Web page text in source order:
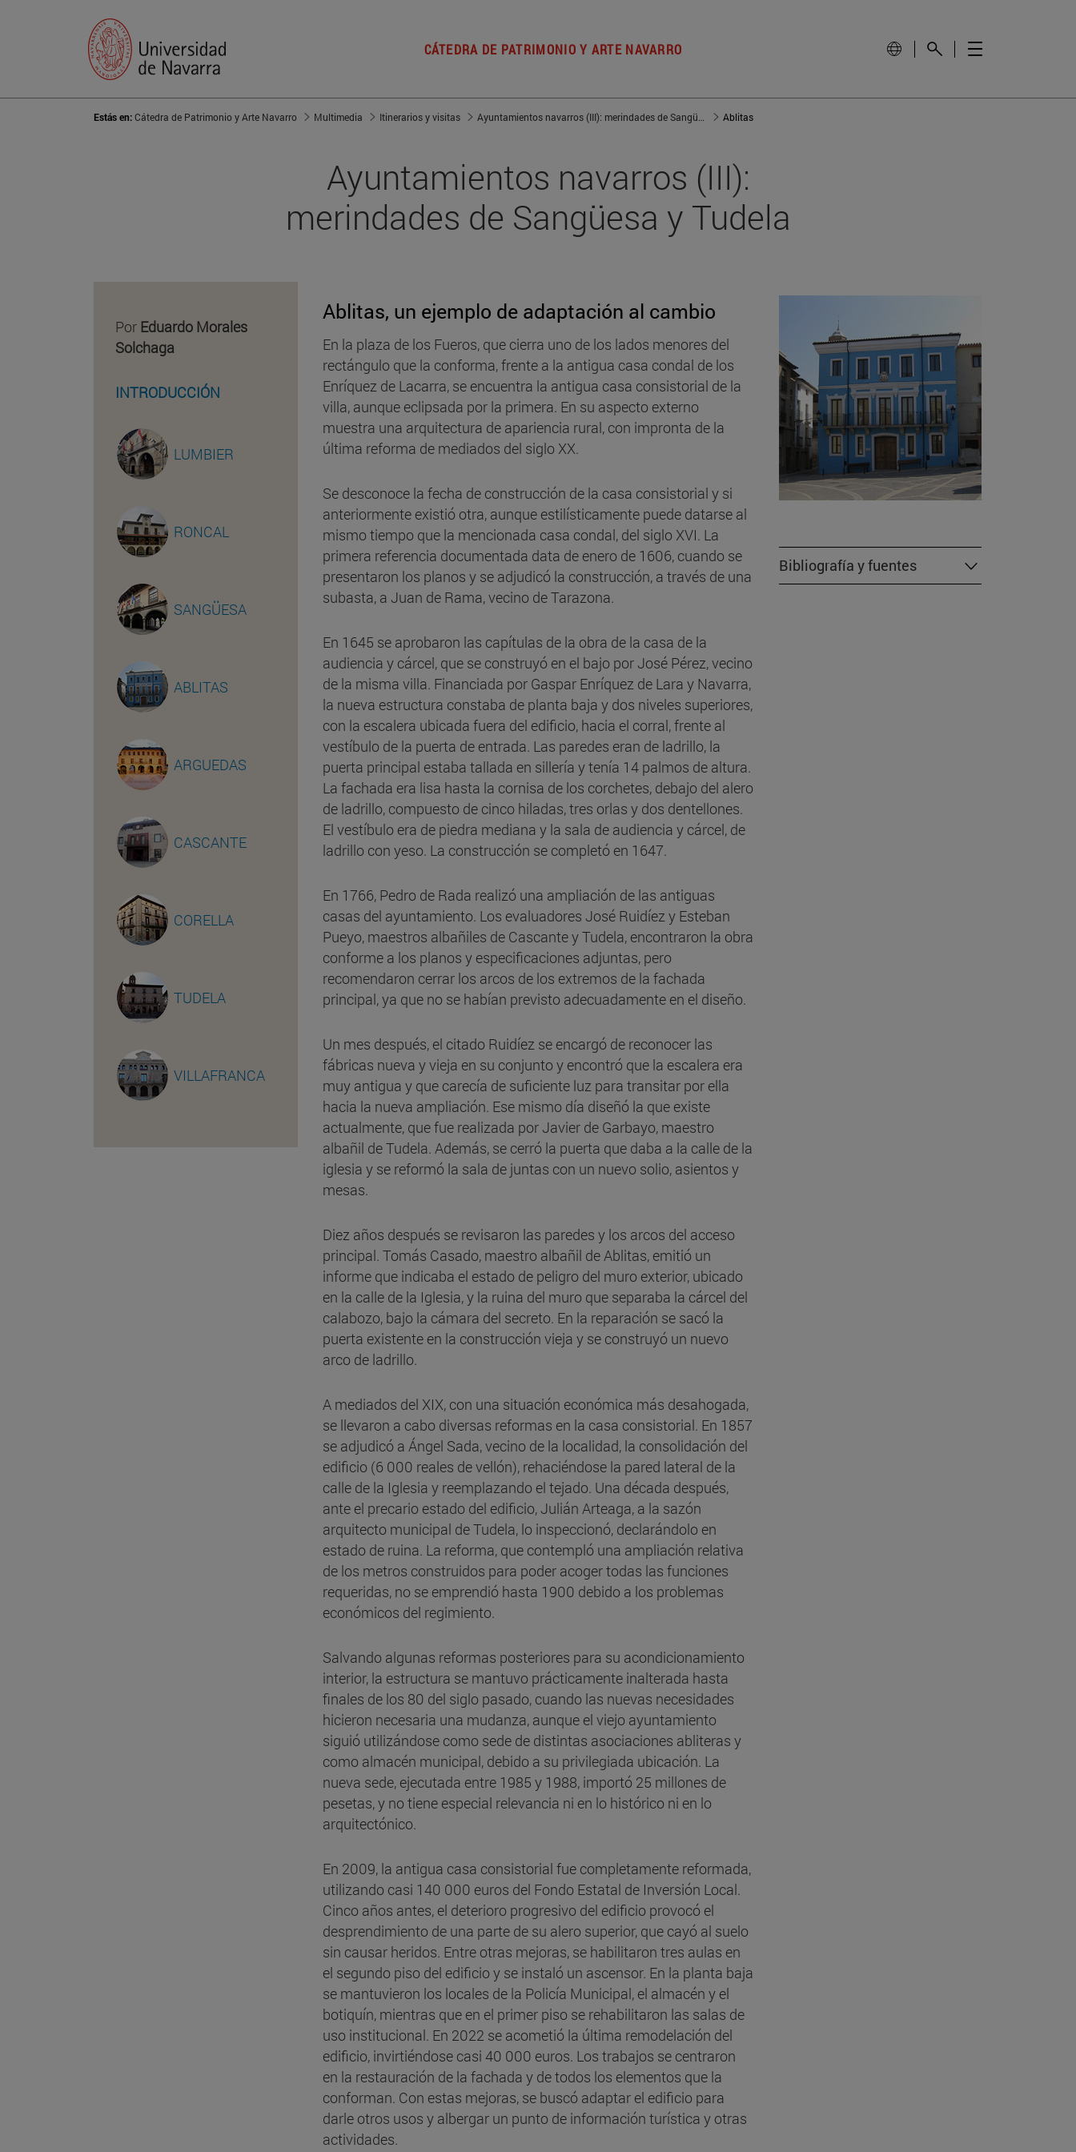
CÁTEDRA DE PATRIMONIO Y ARTE NAVARRO
Estás en:Cátedra de Patrimonio y Arte Navarro Multimedia Itinerarios y visitas Ablitas
Ayuntamientos navarros (III):
merindades de Sangüesa y Tudela
Por Eduardo Morales
Solchaga
INTRODUCCIÓN
LUMBIER
RONCAL
SANGÜESA
ABLITAS
ARGUEDAS
CASCANTE
CORELLA
TUDELA
VILLAFRANCA
Ablitas, un ejemplo de adaptación al cambio
En la plaza de los Fueros, que cierra uno de los lados menores del
rectángulo que la conforma, frente a la antigua casa condal de los
Enríquez de Lacarra, se encuentra la antigua casa consistorial de la
villa, aunque eclipsada por la primera. En su aspecto externo
muestra una arquitectura de apariencia rural, con impronta de la
última reforma de mediados del siglo XX.
Se desconoce la fecha de construcción de la casa consistorial y si
anteriormente existió otra, aunque estilísticamente puede datarse al
mismo tiempo que la mencionada casa condal, del siglo XVI. La
primera referencia documentada data de enero de 1606, cuando se
presentaron los planos y se adjudicó la construcción, a través de una
subasta, a Juan de Rama, vecino de Tarazona.
En 1645 se aprobaron las capítulas de la obra de la casa de la
audiencia y cárcel, que se construyó en el bajo por José Pérez, vecino
de la misma villa. Financiada por Gaspar Enríquez de Lara y Navarra,
la nueva estructura constaba de planta baja y dos niveles superiores,
con la escalera ubicada fuera del edificio, hacia el corral, frente al
vestíbulo de la puerta de entrada. Las paredes eran de ladrillo, la
puerta principal estaba tallada en sillería y tenía 14 palmos de altura.
La fachada era lisa hasta la cornisa de los corchetes, debajo del alero
de ladrillo, compuesto de cinco hiladas, tres orlas y dos dentellones.
El vestíbulo era de piedra mediana y la sala de audiencia y cárcel, de
ladrillo con yeso. La construcción se completó en 1647.
En 1766, Pedro de Rada realizó una ampliación de las antiguas
casas del ayuntamiento. Los evaluadores José Ruidíez y Esteban
Pueyo, maestros albañiles de Cascante y Tudela, encontraron la obra
conforme a los planos y especificaciones adjuntas, pero
recomendaron cerrar los arcos de los extremos de la fachada
principal, ya que no se habían previsto adecuadamente en el diseño.
Un mes después, el citado Ruidíez se encargó de reconocer las
fábricas nueva y vieja en su conjunto y encontró que la escalera era
muy antigua y que carecía de suficiente luz para transitar por ella
hacia la nueva ampliación. Ese mismo día diseñó la que existe
actualmente, que fue realizada por Javier de Garbayo, maestro
albañil de Tudela. Además, se cerró la puerta que daba a la calle de la
iglesia y se reformó la sala de juntas con un nuevo solio, asientos y
mesas.
Diez años después se revisaron las paredes y los arcos del acceso
principal. Tomás Casado, maestro albañil de Ablitas, emitió un
informe que indicaba el estado de peligro del muro exterior, ubicado
en la calle de la Iglesia, y la ruina del muro que separaba la cárcel del
calabozo, bajo la cámara del secreto. En la reparación se sacó la
puerta existente en la construcción vieja y se construyó un nuevo
arco de ladrillo.
A mediados del XIX, con una situación económica más desahogada,
se llevaron a cabo diversas reformas en la casa consistorial. En 1857
se adjudicó a Ángel Sada, vecino de la localidad, la consolidación del
edificio (6 000 reales de vellón), rehaciéndose la pared lateral de la
calle de la Iglesia y reemplazando el tejado. Una década después,
ante el precario estado del edificio, Julián Arteaga, a la sazón
arquitecto municipal de Tudela, lo inspeccionó, declarándolo en
estado de ruina. La reforma, que contempló una ampliación relativa
de los metros construidos para poder acoger todas las funciones
requeridas, no se emprendió hasta 1900 debido a los problemas
económicos del regimiento.
Salvando algunas reformas posteriores para su acondicionamiento
interior, la estructura se mantuvo prácticamente inalterada hasta
finales de los 80 del siglo pasado, cuando las nuevas necesidades
hicieron necesaria una mudanza, aunque el viejo ayuntamiento
siguió utilizándose como sede de distintas asociaciones abliteras y
como almacén municipal, debido a su privilegiada ubicación. La
nueva sede, ejecutada entre 1985 y 1988, importó 25 millones de
pesetas, y no tiene especial relevancia ni en lo histórico ni en lo
arquitectónico.
En 2009, la antigua casa consistorial fue completamente reformada,
utilizando casi 140 000 euros del Fondo Estatal de Inversión Local.
Cinco años antes, el deterioro progresivo del edificio provocó el
desprendimiento de una parte de su alero superior, que cayó al suelo
sin causar heridos. Entre otras mejoras, se habilitaron tres aulas en
el segundo piso del edificio y se instaló un ascensor. En la planta baja
se mantuvieron los locales de la Policía Municipal, el almacén y el
botiquín, mientras que en el primer piso se rehabilitaron las salas de
uso institucional. En 2022 se acometió la última remodelación del
edificio, invirtiéndose casi 40 000 euros. Los trabajos se centraron
en la restauración de la fachada y de todos los elementos que la
conforman. Con estas mejoras, se buscó adaptar el edificio para
darle otros usos y albergar un punto de información turística y otras
actividades.
Bibliografía y fuentes